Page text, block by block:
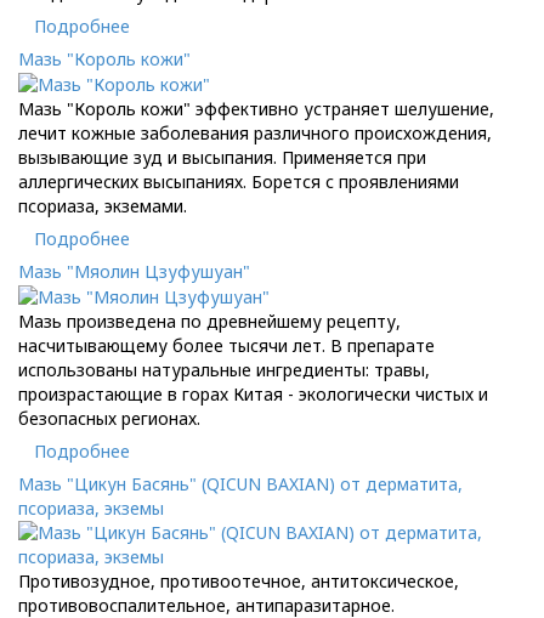
Подробнее
Мазь "Король кожи"
Мазь "Король кожи" эффективно устраняет шелушение,
лечит кожные заболевания различного происхождения,
вызывающие зуд и высыпания. Применяется при
аллергических высыпаниях. Борется с проявлениями
псориаза, экземами.
Подробнее
Мазь "Мяолин Цзуфушуан"
Мазь произведена по древнейшему рецепту,
насчитывающему более тысячи лет. В препарате
использованы натуральные ингредиенты: травы,
произрастающие в горах Китая - экологически чистых и
безопасных регионах.
Подробнее
Мазь "Цикун Басянь" (QICUN BAXIAN) от дерматита,
псориаза, экземы
Противозудное, противоотечное, антитоксическое,
противовоспалительное, антипаразитарное.